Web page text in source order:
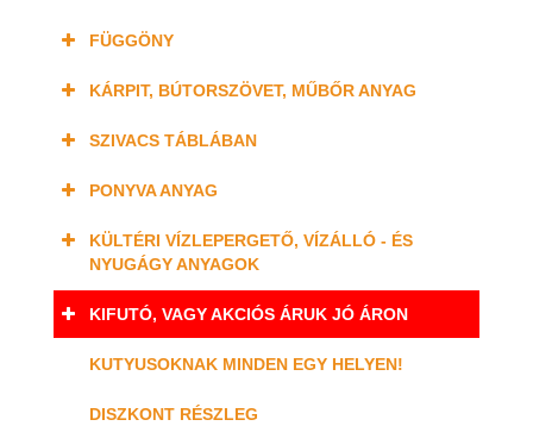
FÜGGÖNY
KÁRPIT, BÚTORSZÖVET, MŰBŐR ANYAG
SZIVACS TÁBLÁBAN
PONYVA ANYAG
KÜLTÉRI VÍZLEPERGETŐ, VÍZÁLLÓ - ÉS
NYUGÁGY ANYAGOK
KIFUTÓ, VAGY AKCIÓS ÁRUK JÓ ÁRON
KUTYUSOKNAK MINDEN EGY HELYEN!
DISZKONT RÉSZLEG